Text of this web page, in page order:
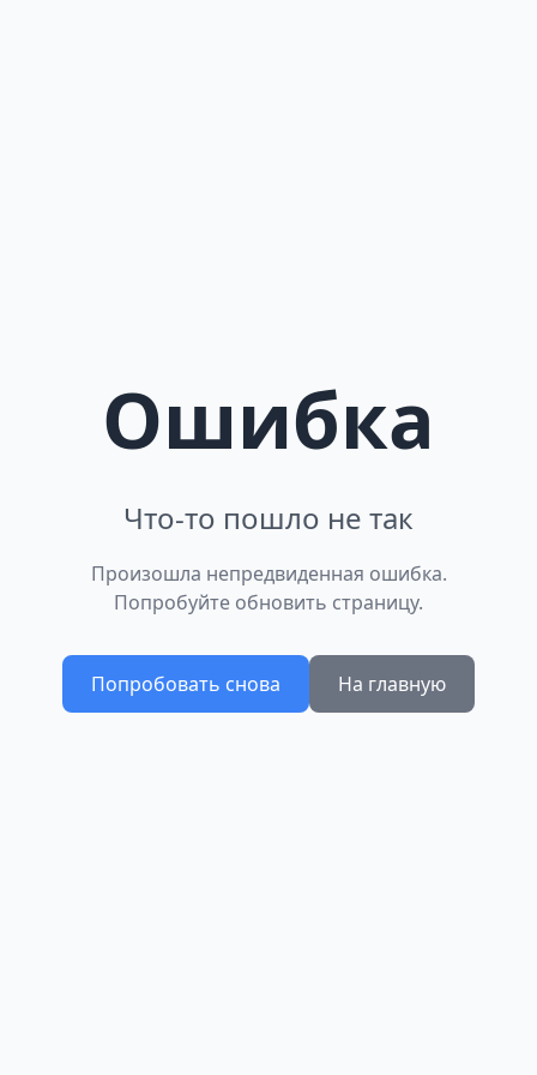
Ошибка
Что-то пошло не так
Произошла непредвиденная ошибка.
Попробуйте обновить страницу.
Попробовать снова На главную